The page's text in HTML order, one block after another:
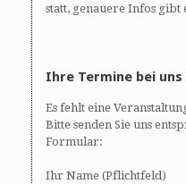
statt, genauere Infos gibt
Ihre Termine bei uns
Es fehlt eine
Bitte senden Sie uns
Formular:
Ihr Name (Pflichtfeld)